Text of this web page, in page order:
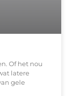
Of het nou
latere
gele